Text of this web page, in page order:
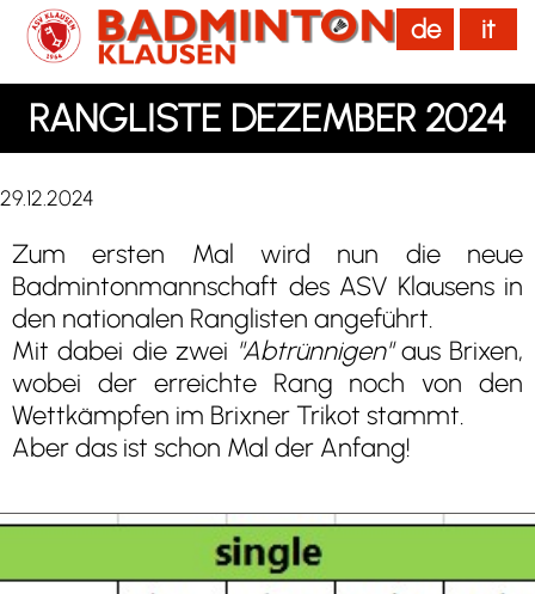
menu it
de
RANGLISTE DEZEMBER 2024
29.12.2024
Zum ersten Mal wird nun die neue
Badmintonmannschaft des ASV Klausens in
den nationalen Ranglisten angeführt.
Mit dabei die zwei "Abtrünnigen"aus Brixen,
wobei der erreichte Rang noch von den
Wettkämpfen im Brixner Trikot stammt.
Aber das ist schon Mal der Anfang!